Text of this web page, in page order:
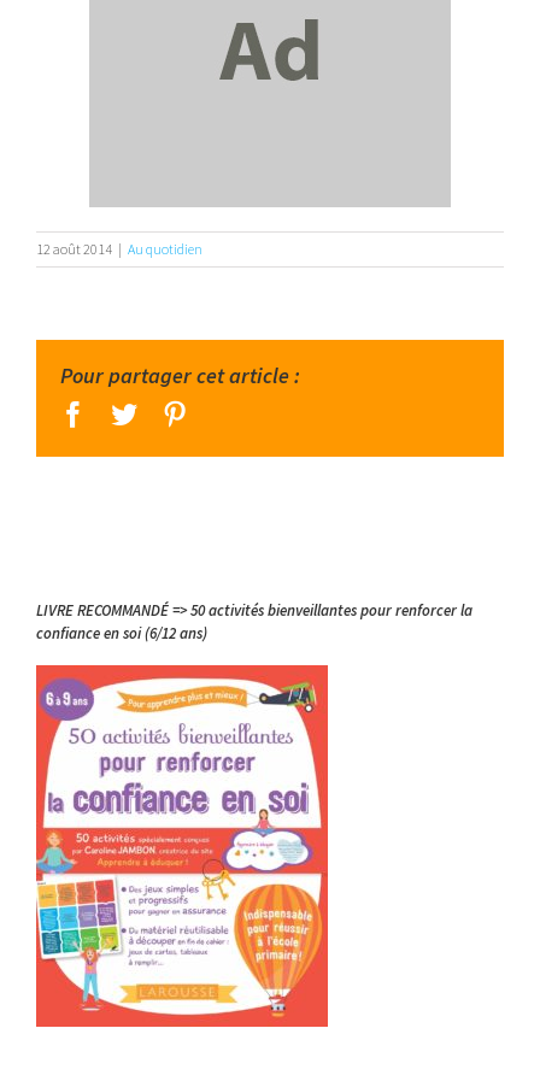
12 août 2014 | Au quotidien
Pour partager cet article :
facebook
twitter
LIVRE RECOMMANDÉ => 50 activités bienveillantes pour renforcer la
confiance en soi (6/12 ans)